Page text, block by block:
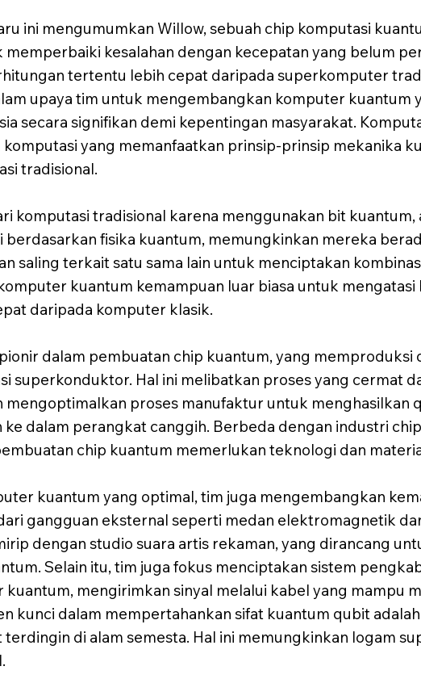
ini mengumumkan Willow, sebuah chip komputasi
kesalahan dengan kecepatan yang belum
tertentu lebih cepat daripada superkomputer
upaya tim untuk mengembangkan komputer kuantum
secara signifikan demi kepentingan masyarakat.
yang memanfaatkan prinsip-prinsip mekanika
tradisional.
komputasi tradisional karena menggunakan bit kuantum,
fisika kuantum, memungkinkan mereka
saling terkait satu sama lain untuk menciptakan
kuantum kemampuan luar biasa untuk mengatasi
daripada komputer klasik.
dalam pembuatan chip kuantum, yang memproduksi
superkonduktor. Hal ini melibatkan proses yang cermat
proses manufaktur untuk menghasilkan
dalam perangkat canggih. Berbeda dengan industri
chip kuantum memerlukan teknologi dan
kuantum yang optimal, tim juga mengembangkan
gangguan eksternal seperti medan elektromagnetik
dengan studio suara artis rekaman, yang dirancang
Selain itu, tim juga fokus menciptakan sistem
mengirimkan sinyal melalui kabel yang mampu
kunci dalam mempertahankan sifat kuantum qubit
di alam semesta. Hal ini memungkinkan logam